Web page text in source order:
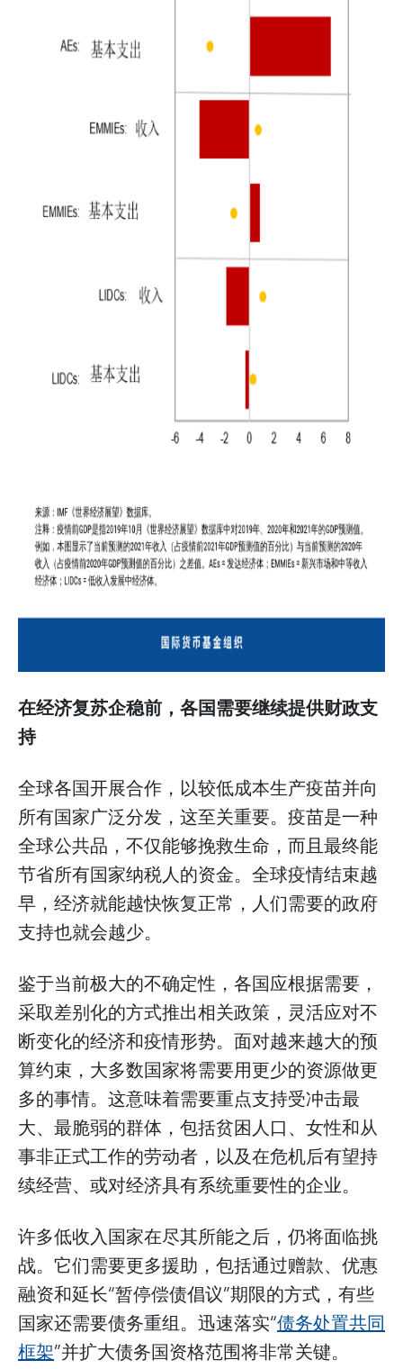
在经济复苏企稳前，各国需要继续提供财政支
持
全球各国开展合作，以较低成本生产疫苗并向
所有国家广泛分发，这至关重要。疫苗是一种
全球公共品，不仅能够挽救生命，而且最终能
节省所有国家纳税人的资金。全球疫情结束越
早，经济就能越快恢复正常，人们需要的政府
支持也就会越少。
鉴于当前极大的不确定性，各国应根据需要，
采取差别化的方式推出相关政策，灵活应对不
断变化的经济和疫情形势。面对越来越大的预
算约束，大多数国家将需要用更少的资源做更
多的事情。这意味着需要重点支持受冲击最
大、最脆弱的群体，包括贫困人口、女性和从
事非正式工作的劳动者，以及在危机后有望持
续经营、或对经济具有系统重要性的企业。
许多低收入国家在尽其所能之后，仍将面临挑
战。它们需要更多援助，包括通过赠款、优惠
融资和延长“暂停偿债倡议”期限的方式，有些
国家还需要债务重组。迅速落实“债务处置共同
框架”并扩大债务国资格范围将非常关键。